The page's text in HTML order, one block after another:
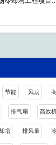
节能 风扇
排气扇 高效
塔 排风量